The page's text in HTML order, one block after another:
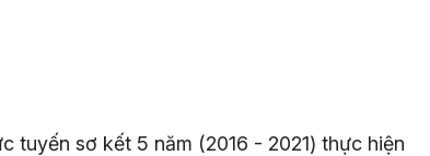
tuyến sơ kết 5 năm (2016 - 2021) thực hiện